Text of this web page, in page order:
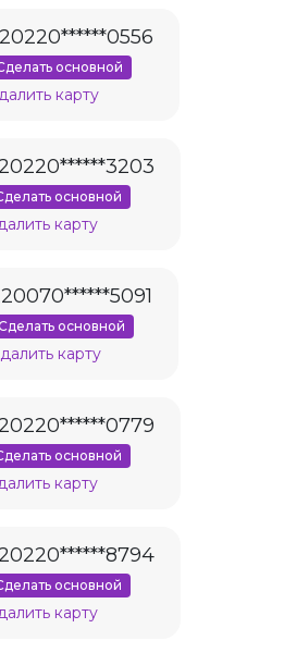
основной
карту
основной
карту
основной
карту
основной
карту
основной
карту